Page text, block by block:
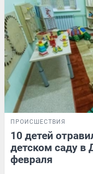
ПРОИСШЕСТВИЯ
10 детей
детском саду в
февраля